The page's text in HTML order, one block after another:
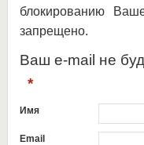
блокированию
запрещено.
Ваш e-mail не
*
Имя
Email